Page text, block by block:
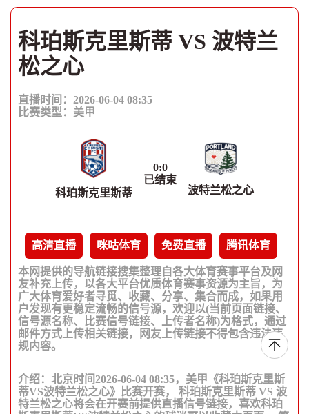
科珀斯克里斯蒂 VS 波特兰
松之心
直播时间：2026-06-04 08:35
比赛类型： 美甲
科珀斯克里斯蒂
0:0
已结束
波特兰松之心
高清直播 咪咕体育 免费直播 腾讯体育
本网提供的导航链接搜集整理自各大体育赛事平台及网
友补充上传，以各大平台优质体育赛事资源为主旨，为
广大体育爱好者寻觅、收藏、分享、集合而成，如果用
户发现有更稳定流畅的信号源，欢迎以(当前页面链接、
信号源名称、比赛信号链接、上传者名称)为格式，通过
邮件方式上传相关链接，网友上传链接不得包含违法违
规内容。
介绍：北京时间2026-06-04 08:35，美甲《科珀斯克里斯
蒂VS波特兰松之心》比赛开赛， 科珀斯克里斯蒂 VS 波
特兰松之心将会在开赛前提供直播信号链接，喜欢科珀